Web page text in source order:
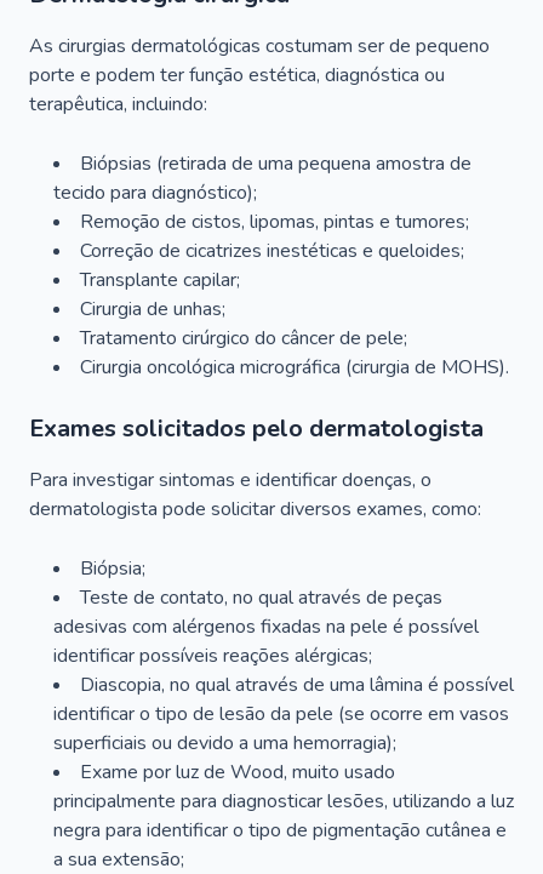
As cirurgias dermatológicas costumam ser de pequeno
porte e podem ter função estética, diagnóstica ou
terapêutica, incluindo:
Biópsias (retirada de uma pequena amostra de
tecido para diagnóstico);
Remoção de cistos, lipomas, pintas e tumores;
Correção de cicatrizes inestéticas e queloides;
Transplante capilar;
Cirurgia de unhas;
Tratamento cirúrgico do câncer de pele;
Cirurgia oncológica micrográfica (cirurgia de MOHS).
Exames solicitados pelo dermatologista
Para investigar sintomas e identificar doenças, o
dermatologista pode solicitar diversos exames, como:
Biópsia;
Teste de contato, no qual através de peças
adesivas com alérgenos fixadas na pele é possível
identificar possíveis reações alérgicas;
Diascopia, no qual através de uma lâmina é possível
identificar o tipo de lesão da pele (se ocorre em vasos
superficiais ou devido a uma hemorragia);
Exame por luz de Wood, muito usado
principalmente para diagnosticar lesões, utilizando a luz
negra para identificar o tipo de pigmentação cutânea e
a sua extensão;